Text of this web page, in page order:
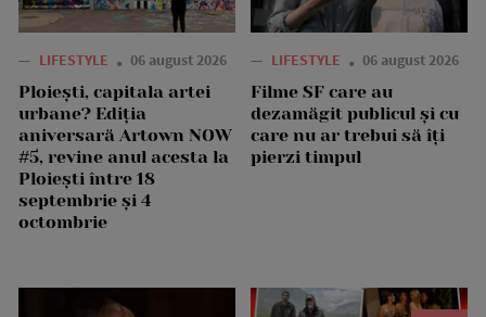
— LIFESTYLE 06 august 2026
Ploiești, capitala artei
urbane? Ediția
aniversară Artown NOW
#5, revine anul acesta la
Ploiești între 18
septembrie și 4
octombrie
— LIFESTYLE 06 august 2026
Filme SF care au
dezamăgit publicul și cu
care nu ar trebui să îți
pierzi timpul